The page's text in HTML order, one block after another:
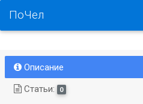
ПоЧел
Описание
Статьи:
0